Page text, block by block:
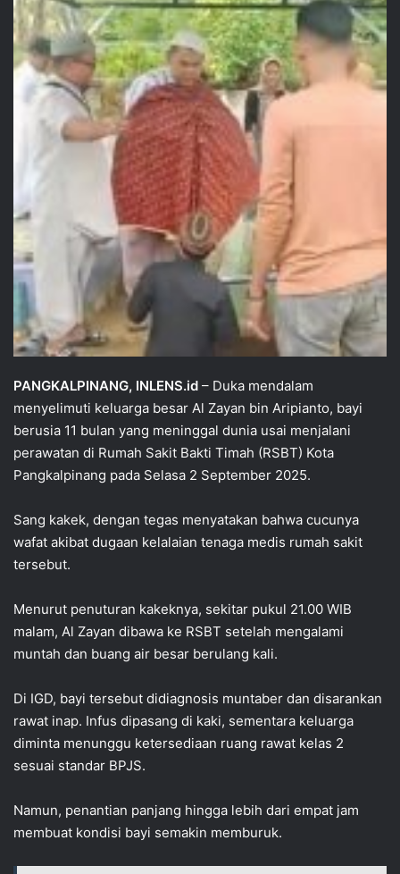
PANGKALPINANG, INLENS.id – Duka mendalam
menyelimuti keluarga besar Al Zayan bin Aripianto, bayi
berusia 11 bulan yang meninggal dunia usai menjalani
perawatan di Rumah Sakit Bakti Timah (RSBT) Kota
Pangkalpinang pada Selasa 2 September 2025.
Sang kakek, dengan tegas menyatakan bahwa cucunya
wafat akibat dugaan kelalaian tenaga medis rumah sakit
tersebut.
Menurut penuturan kakeknya, sekitar pukul 21.00 WIB
malam, Al Zayan dibawa ke RSBT setelah mengalami
muntah dan buang air besar berulang kali.
Di IGD, bayi tersebut didiagnosis muntaber dan disarankan
rawat inap. Infus dipasang di kaki, sementara keluarga
diminta menunggu ketersediaan ruang rawat kelas 2
sesuai standar BPJS.
Namun, penantian panjang hingga lebih dari empat jam
membuat kondisi bayi semakin memburuk.